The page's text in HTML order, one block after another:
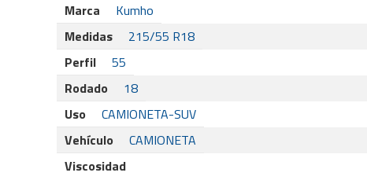
Marca
Kumho
Medidas
215/55 R18
Perfil
55
Rodado
18
Uso
CAMIONETA-SUV
Vehículo
CAMIONETA
Viscosidad